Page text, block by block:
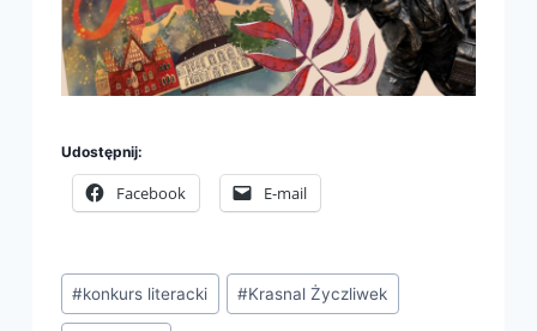
Udostępnij:
Facebook E-mail
Tagi
wpisu:
#konkurs literacki #Krasnal Życzliwek